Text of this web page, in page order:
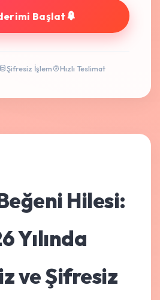
Başlat
Şifresiz İşlem Hızlı Teslimat
Hilesi:
Yılında
ve Şifresiz